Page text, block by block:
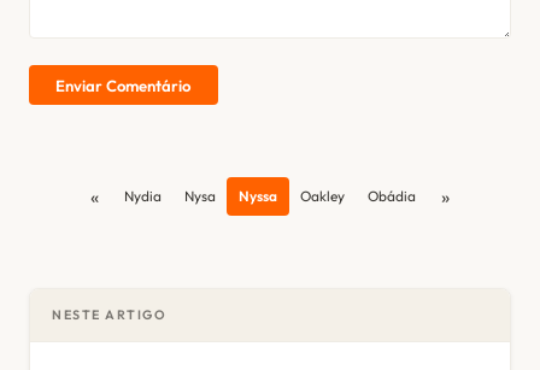
Enviar Comentário
« Nydia Nysa Nyssa Oakley Obádia »
NESTE ARTIGO